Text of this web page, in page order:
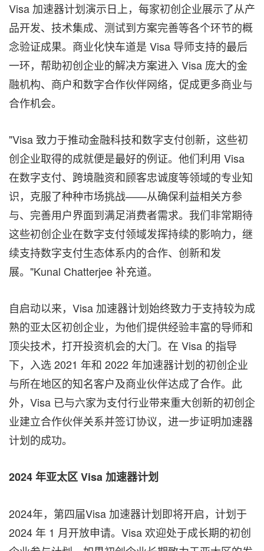
Visa 加速器计划演示日上，每家初创企业展示了从产
品开发、技术集成、测试到方案完善等各个环节的概
念验证成果。商业化快车道是 Visa 导师支持的最后
一环，帮助初创企业的解决方案进入 Visa 庞大的金
融机构、商户和数字合作伙伴网络，促成更多商业与
合作机会。
"Visa 致力于推动金融科技和数字支付创新，这些初
创企业取得的成就便是最好的例证。他们利用 Visa
在数字支付、跨境融资和顾客忠诚度等领域的专业知
识，克服了种种市场挑战——从确保利益相关方参
与、完善用户界面到满足消费者需求。我们非常期待
这些初创企业在数字支付领域发挥持续的影响力，继
续支持数字支付生态体系内的合作、创新和发
展。"Kunal Chatterjee补充道。
自启动以来，Visa 加速器计划始终致力于支持较为成
熟的亚太区初创企业，为他们提供经验丰富的导师和
顶尖技术，打开投资机会的大门。在 Visa 的指导
下，入选 2021 年和 2022 年加速器计划的初创企业
与所在地区的知名客户及商业伙伴达成了合作。此
外，Visa 已与六家为支付行业带来重大创新的初创企
业建立合作伙伴关系并签订协议，进一步证明加速器
计划的成功。
2024年亚太区Visa加速器计划
2024年，第四届Visa 加速器计划即将开启，计划于
2024 年 1 月开放申请。Visa 欢迎处于成长期的初创